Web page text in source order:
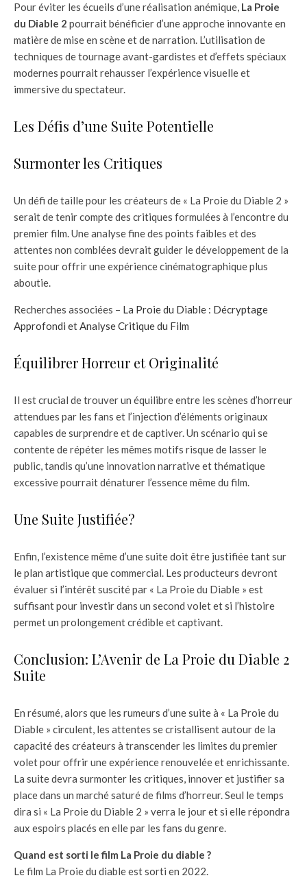
Pour éviter les écueils d’une réalisation anémique, La Proie
du Diable 2 pourrait bénéficier d’une approche innovante en
matière de mise en scène et de narration. L’utilisation de
techniques de tournage avant-gardistes et d’effets spéciaux
modernes pourrait rehausser l’expérience visuelle et
immersive du spectateur.
Les Défis d’une Suite Potentielle
Surmonter les Critiques
Un défi de taille pour les créateurs de « La Proie du Diable 2 »
serait de tenir compte des critiques formulées à l’encontre du
premier film. Une analyse fine des points faibles et des
attentes non comblées devrait guider le développement de la
suite pour offrir une expérience cinématographique plus
aboutie.
Recherches associées – La Proie du Diable : Décryptage
Approfondi et Analyse Critique du Film
Équilibrer Horreur et Originalité
Il est crucial de trouver un équilibre entre les scènes d’horreur
attendues par les fans et l’injection d’éléments originaux
capables de surprendre et de captiver. Un scénario qui se
contente de répéter les mêmes motifs risque de lasser le
public, tandis qu’une innovation narrative et thématique
excessive pourrait dénaturer l’essence même du film.
Une Suite Justifiée?
Enfin, l’existence même d’une suite doit être justifiée tant sur
le plan artistique que commercial. Les producteurs devront
évaluer si l’intérêt suscité par « La Proie du Diable » est
suffisant pour investir dans un second volet et si l’histoire
permet un prolongement crédible et captivant.
Conclusion: L’Avenir de La Proie du Diable 2
Suite
En résumé, alors que les rumeurs d’une suite à « La Proie du
Diable » circulent, les attentes se cristallisent autour de la
capacité des créateurs à transcender les limites du premier
volet pour offrir une expérience renouvelée et enrichissante.
La suite devra surmonter les critiques, innover et justifier sa
place dans un marché saturé de films d’horreur. Seul le temps
dira si « La Proie du Diable 2 » verra le jour et si elle répondra
aux espoirs placés en elle par les fans du genre.
Quand est sorti le film La Proie du diable ?
Le film La Proie du diable est sorti en 2022.